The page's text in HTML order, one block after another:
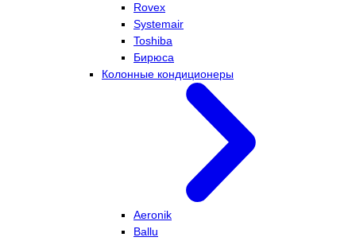
Rovex
Systemair
Toshiba
Бирюса
Колонные кондиционеры
Aeronik
Ballu